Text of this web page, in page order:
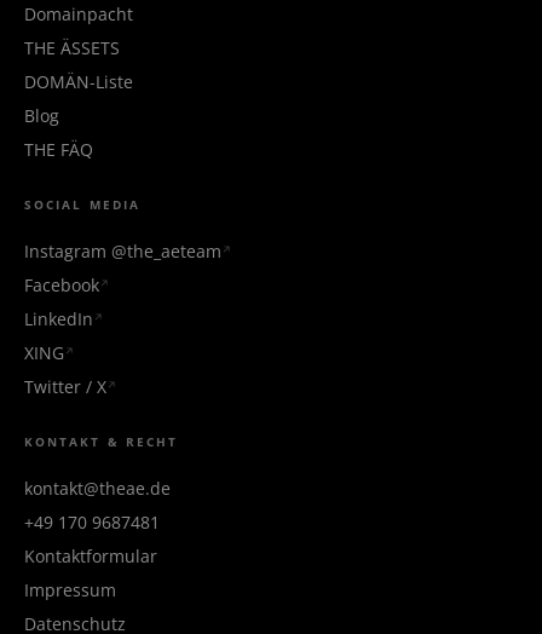
Domainpacht
THE ÄSSETS
DOMÄN-Liste
Blog
THE FÄQ
SOCIAL MEDIA
Instagram @the_aeteam
Facebook
LinkedIn
XING
Twitter / X
KONTAKT & RECHT
kontakt@theae.de
+49 170 9687481
Kontaktformular
Impressum
Datenschutz